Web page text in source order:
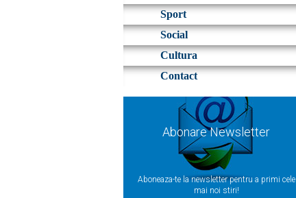
Sport
Social
Cultura
Contact
Abonare Newsletter
Aboneaza-te la newsletter pentru a primi cele
mai noi stiri!